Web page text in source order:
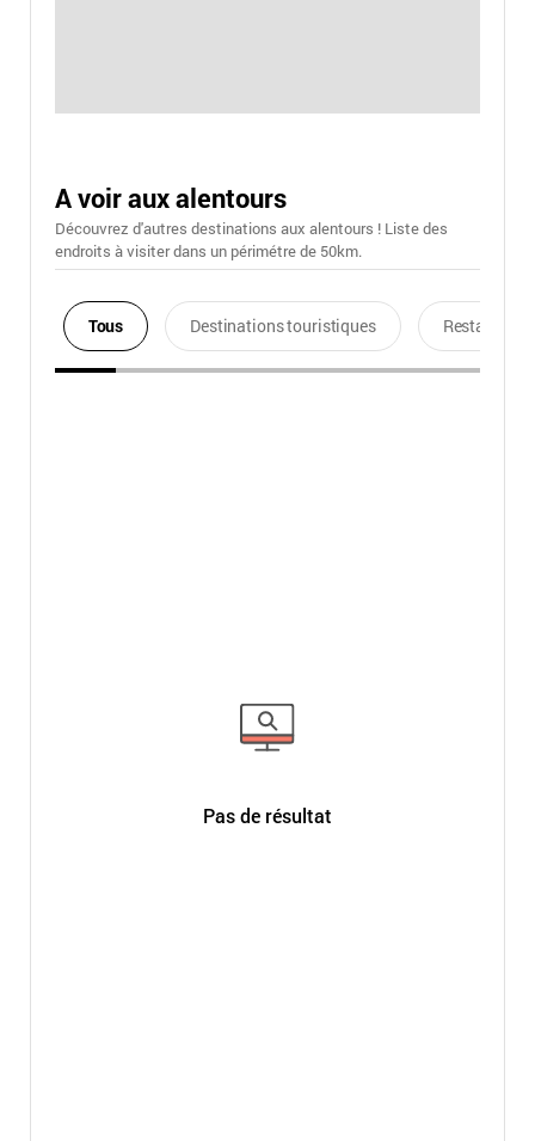
A voir aux alentours
Découvrez d'autres destinations aux alentours ! Liste des
endroits à visiter dans un périmétre de 50km.
Tous Destinations touristiques Restaurants
Pas de résultat